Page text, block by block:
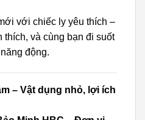
với chiếc ly yêu thích –
và cùng bạn đi suốt
động.
– Vật dụng nhỏ, lợi ích